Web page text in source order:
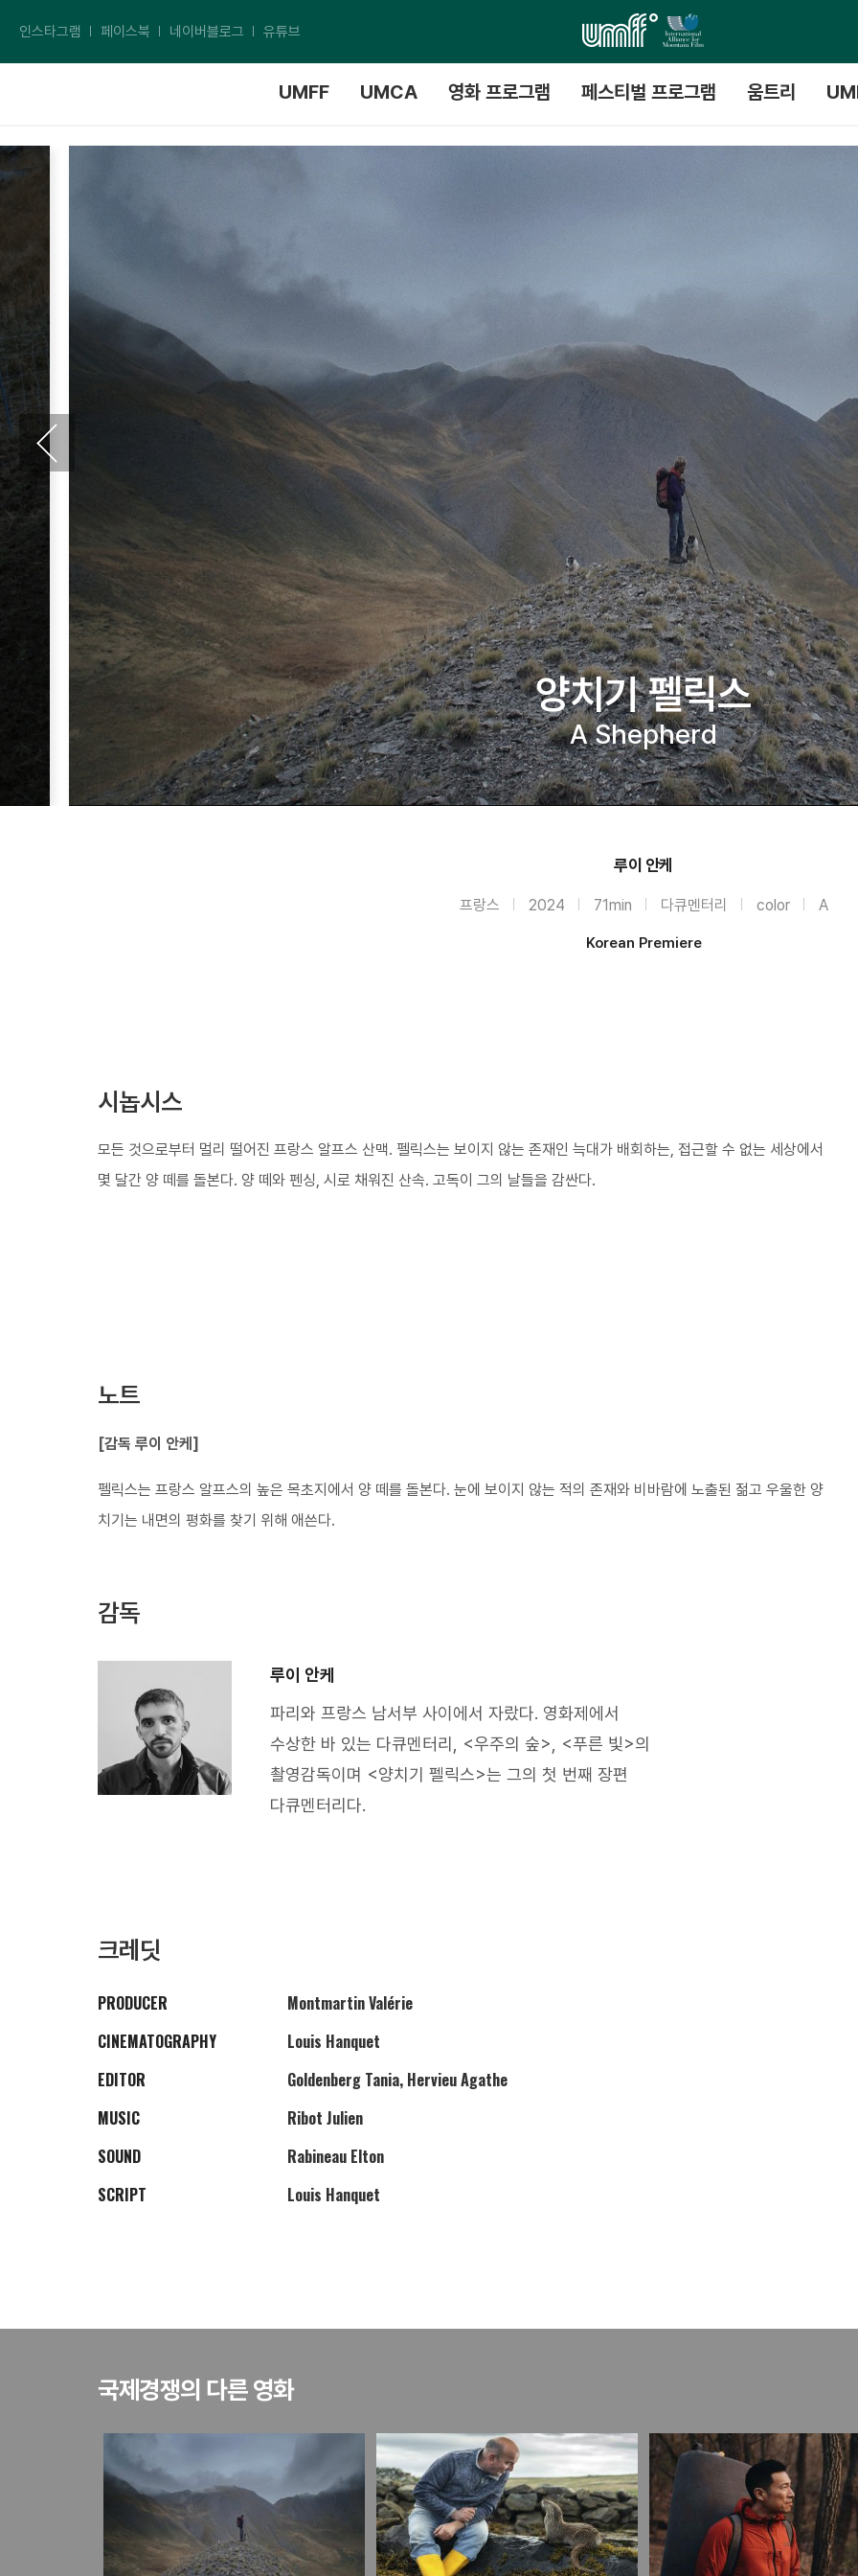
인스타그램 페이스북 네이버블로그 유튜브
UMFF UMCA 영화 프로그램 페스티벌 프로그램 움트리
양치기 펠릭스
A Shepherd
루이 안케
프랑스 2024 71min 다큐멘터리 color A
Korean Premiere
시놉시스
모든 것으로부터 멀리 떨어진 프랑스 알프스 산맥. 펠릭스는 보이지 않는 존재인 늑대가 배회하는, 접근할 수 없는 세상에서
몇 달간 양 떼를 돌본다. 양 떼와 펜싱, 시로 채워진 산속. 고독이 그의 날들을 감싼다.
노트
[감독 루이 안케​]
펠릭스는 프랑스 알프스의 높은 목초지에서 양 떼를 돌본다. 눈에 보이지 않는 적의 존재와 비바람에 노출된 젊고 우울한 양
치기는 내면의 평화를 찾기 위해 애쓴다.
감독
루이 안케
파리와 프랑스 남서부 사이에서 자랐다. 영화제에서
수상한 바 있는 다큐멘터리, <우주의 숲>, <푸른 빛>의
촬영감독이며 <양치기 펠릭스>는 그의 첫 번째 장편
다큐멘터리다.
크레딧
PRODUCER
Montmartin Valérie
CINEMATOGRAPHY
Louis Hanquet
EDITOR
Goldenberg Tania, Hervieu Agathe
MUSIC
Ribot Julien
SOUND
Rabineau Elton
SCRIPT
Louis Hanquet
국제경쟁의 다른 영화